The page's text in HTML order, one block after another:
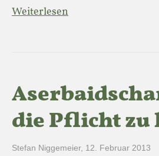
Weiterlesen
die Pflicht zu
Stefan Niggemeier, 12. Februar 2013